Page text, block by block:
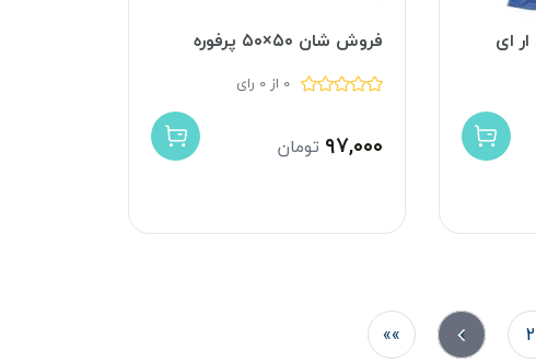
ای فروش شان ۵۰×۵۰ پرفوره
0 از 0 رای
۹۷,۰۰۰ تومان
2
»
»»